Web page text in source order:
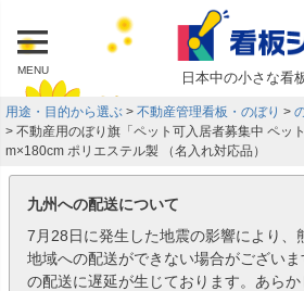
MENU 日本中の小さな看
用途・目的から選ぶ 不動産管理看板・のぼり
不動産用のぼり旗「ペット可入居者募集中 ペッ
m×180cm ポリエステル製 （名入れ対応品）
九州への配送について
7月28日に発生した地震の影響により、
地域への配送ができない場合がござい
の配送に遅延が生じております。あらか